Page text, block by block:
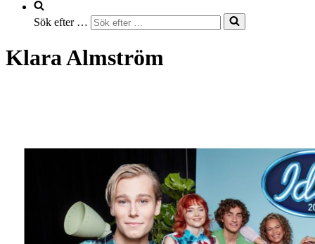
Sök efter …
Klara Almström